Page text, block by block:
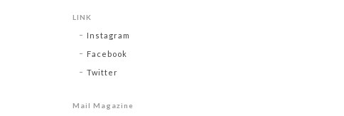
LINK
Instagram
Facebook
Twitter
Mail Magazine